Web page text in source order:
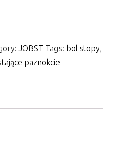
JOBST Tags: bol stopy,
paznokcie